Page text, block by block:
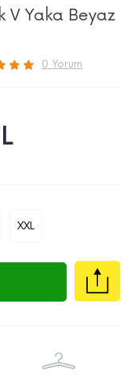
V Yaka Beyaz
0 Yorum
XXL